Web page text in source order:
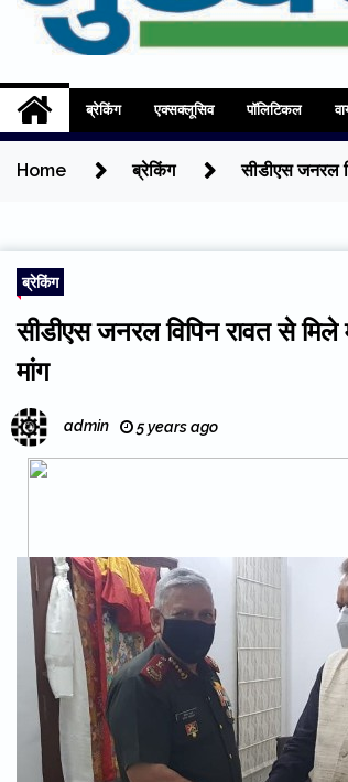
Aapki Aawaz
ब्रेकिंग एक्सक्लूसिव पॉलिटिकल
Home ब्रेकिंग सीडीएस जनरल
ब्रेकिंग
सीडीएस जनरल विपिन रावत से
मांग
admin 5 years ago